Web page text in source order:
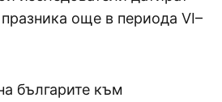
още в периода VI–
българите към